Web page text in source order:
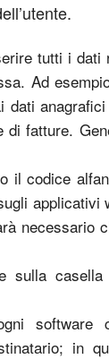
tutti i dati
Ad
anagrafici
fatture.
il codice
applicativi
necessario
sulla
software
in